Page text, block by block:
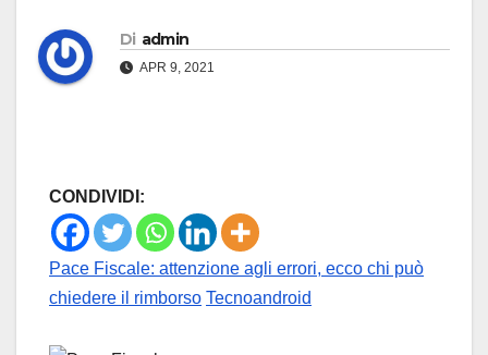
Di admin
APR 9, 2021
CONDIVIDI:
Pace Fiscale: attenzione agli errori, ecco chi può
chiedere il rimborso Tecnoandroid